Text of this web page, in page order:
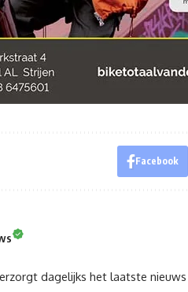
Facebook
dagelijks het laatste